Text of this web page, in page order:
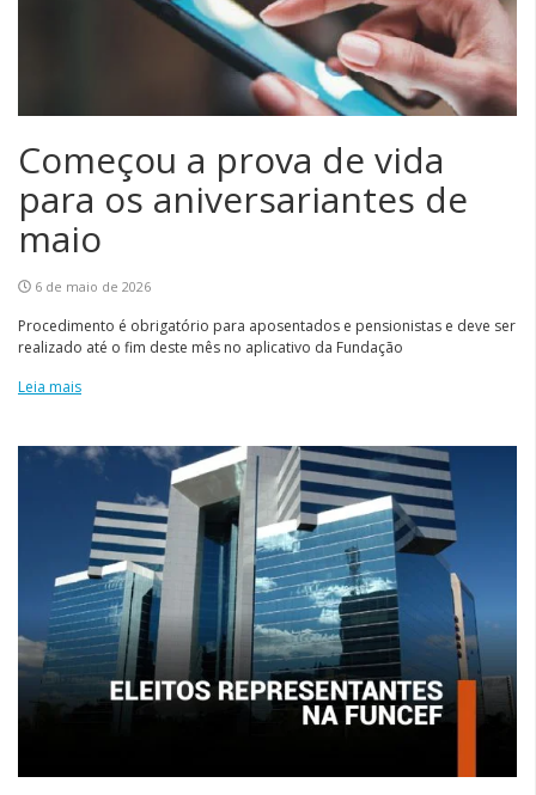
Começou a prova de vida
para os aniversariantes de
maio
6 de maio de 2026
Procedimento é obrigatório para aposentados e pensionistas e deve ser
realizado até o fim deste mês no aplicativo da Fundação
Leia mais